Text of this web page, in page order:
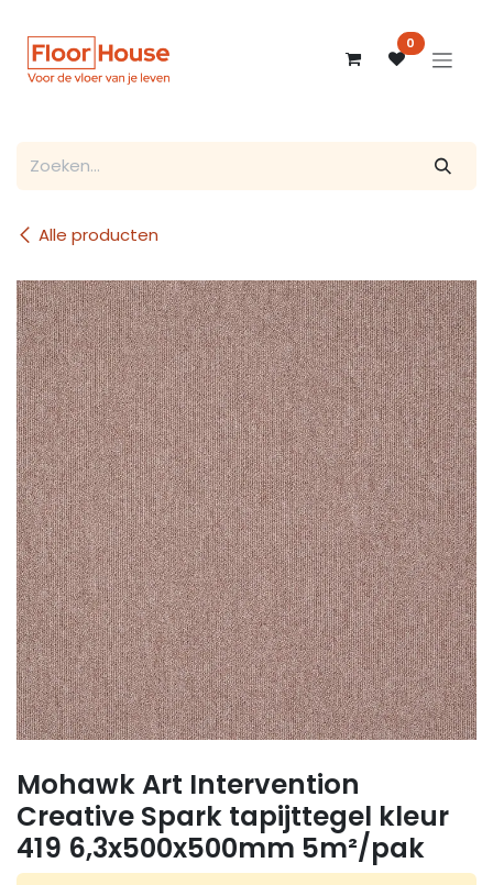
0
Alle producten
Mohawk Art Intervention
Creative Spark tapijttegel kleur
419 6,3x500x500mm 5m²/pak